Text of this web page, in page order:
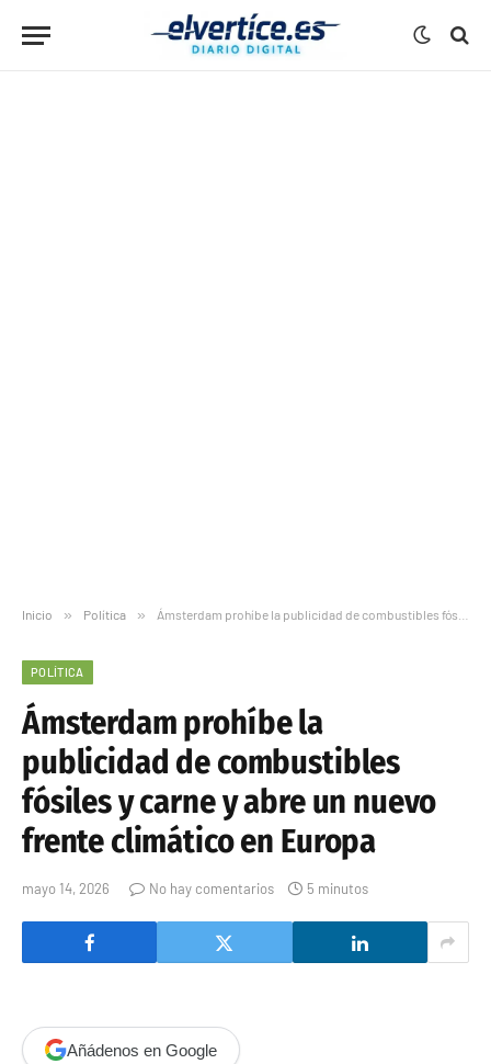
Inicio » Política » Ámsterdam prohíbe la publicidad de combustibles fósiles y carne y abre un nuevo frente climático en Europa
POLÍTICA
Ámsterdam prohíbe la
publicidad de combustibles
fósiles y carne y abre un nuevo
frente climático en Europa
mayo 14, 2026 No hay comentarios 5 minutos
Añádenos en Google